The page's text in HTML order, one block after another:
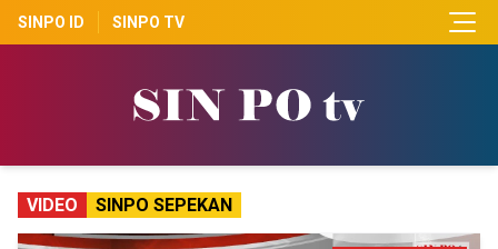
SINPO ID SINPO TV
VIDEO SINPO SEPEKAN